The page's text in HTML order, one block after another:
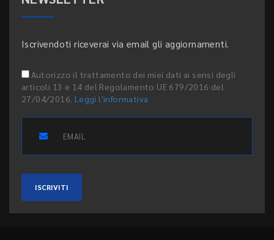
Iscrivendoti riceverai via email gli aggiornamenti.
Autorizzo il trattamento dei miei dati ai sensi degli
articoli 13 e 14 del Regolamento UE 679/2016 del
27/04/2016. Leggi l'informativa
ISCRIVITI